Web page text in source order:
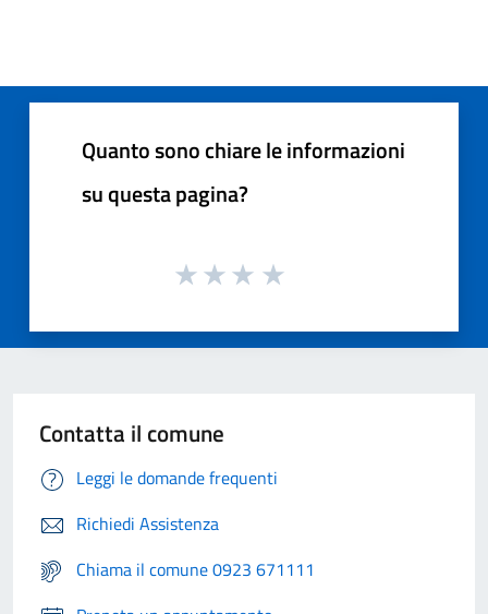
Quanto sono chiare le informazioni
su questa pagina?
Contatta il comune
Leggi le domande frequenti
Richiedi Assistenza
Chiama il comune 0923 671111